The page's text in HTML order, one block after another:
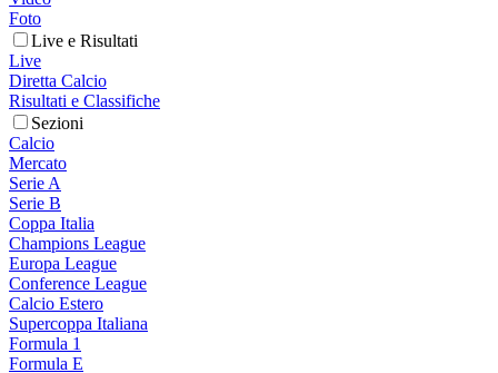
Foto
Live e Risultati
Live
Diretta Calcio
Risultati e Classifiche
Sezioni
Calcio
Mercato
Serie A
Serie B
Coppa Italia
Champions League
Europa League
Conference League
Calcio Estero
Supercoppa Italiana
Formula 1
Formula E